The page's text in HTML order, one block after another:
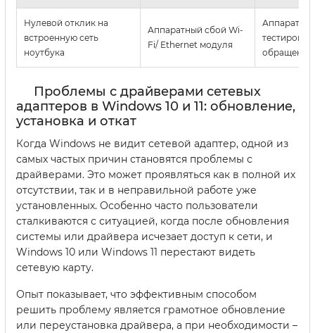
Нулевой отклик на
встроенную сеть
ноутбука
Аппаратный сбой Wi-
Fi/ Ethernet модуля
Аппаратное
обращение
Проблемы с драйверами сетевых
адаптеров в Windows 10 и 11: обновление,
установка и откат
Когда Windows не видит сетевой адаптер, одной из
самых частых причин становятся проблемы с
драйверами. Это может проявляться как в полной их
отсутствии, так и в неправильной работе уже
установленных. Особенно часто пользователи
сталкиваются с ситуацией, когда после обновления
системы или драйвера исчезает доступ к сети, и
Windows 10 или Windows 11 перестают видеть
сетевую карту.
Опыт показывает, что эффективным способом
решить проблему является грамотное обновление
или переустановка драйвера, а при необходимости –